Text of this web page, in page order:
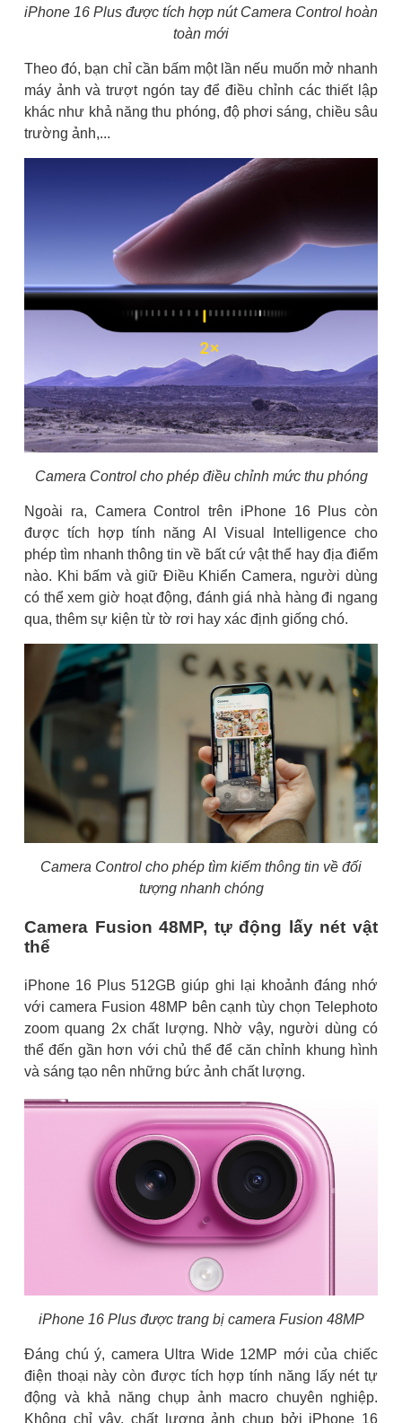
iPhone 16 Plus được tích hợp nút Camera Control hoàn
toàn mới
Theo đó, bạn chỉ cần bấm một lần nếu muốn mở nhanh
máy ảnh và trượt ngón tay để điều chỉnh các thiết lập
khác như khả năng thu phóng, độ phơi sáng, chiều sâu
trường ảnh,...
Camera Control cho phép điều chỉnh mức thu phóng
Ngoài ra, Camera Control trên iPhone 16 Plus còn
được tích hợp tính năng AI Visual Intelligence cho
phép tìm nhanh thông tin về bất cứ vật thể hay địa điểm
nào. Khi bấm và giữ Điều Khiển Camera, người dùng
có thể xem giờ hoạt động, đánh giá nhà hàng đi ngang
qua, thêm sự kiện từ tờ rơi hay xác định giống chó.
Camera Control cho phép tìm kiếm thông tin về đối
tượng nhanh chóng
Camera Fusion 48MP, tự động lấy nét vật
thể
iPhone 16 Plus 512GB giúp ghi lại khoảnh đáng nhớ
với camera Fusion 48MP bên cạnh tùy chọn Telephoto
zoom quang 2x chất lượng. Nhờ vậy, người dùng có
thể đến gần hơn với chủ thể để căn chỉnh khung hình
và sáng tạo nên những bức ảnh chất lượng.
iPhone 16 Plus được trang bị camera Fusion 48MP
Đáng chú ý, camera Ultra Wide 12MP mới của chiếc
điện thoại này còn được tích hợp tính năng lấy nét tự
động và khả năng chụp ảnh macro chuyên nghiệp.
Không chỉ vậy, chất lượng ảnh chụp bởi iPhone 16